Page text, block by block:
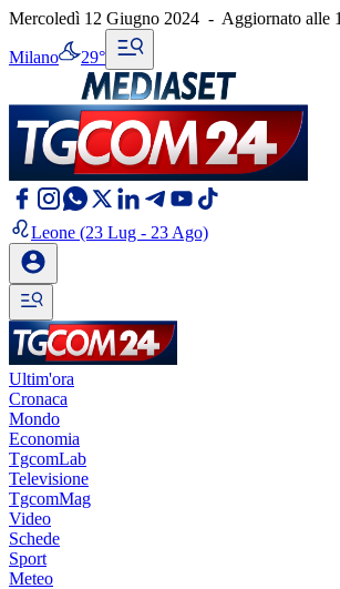
Mercoledì 12 Giugno 2024 - Aggiornato alle
Milano 29°
Leone (23 Lug - 23 Ago)
Ultim'ora
Cronaca
Mondo
Economia
TgcomLab
Televisione
TgcomMag
Video
Schede
Sport
Meteo